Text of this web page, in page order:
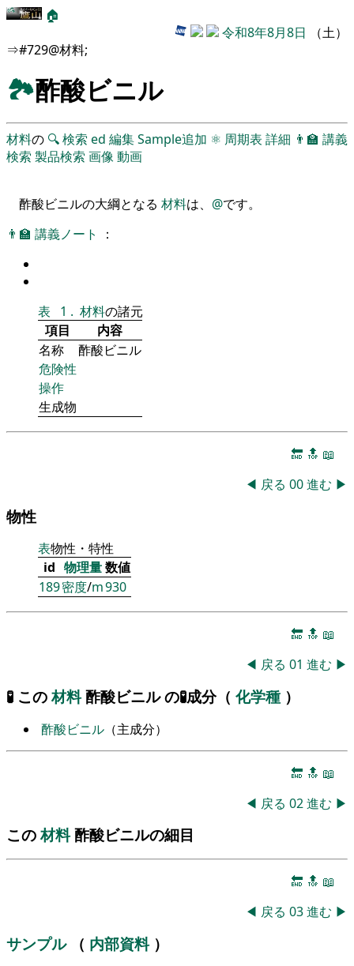
🏠
令和8年8月8日 （土）
⇒#729@材料;
🏞酢酸ビニル
材料の 🔍検索 ed 編集Sample追加 ⚛ 周期表 詳細 👨‍🏫 講義
検索 製品検索 画像動画
酢酸ビニルの大綱となる 材料は、 @です。
👨‍🏫 講義ノート ：
表 1 . 材料の諸元
項目
内容
名称
酢酸ビニル
危険性
操作
生成物
🔚 🔝 📖
◀ 戻る 00進む ▶
物性
表物性・特性
id 物理量 数値
189密度/m930
🔚 🔝 📖
◀ 戻る 01 進む ▶
🧪 この材料酢酸ビニル の🧪成分（ 化学種 ）
酢酸ビニル （主成分）
🔚 🔝 📖
◀ 戻る 02進む ▶
この材料酢酸ビニルの細目
🔚 🔝 📖
◀ 戻る 03進む ▶
サンプル （ 内部資料 ）